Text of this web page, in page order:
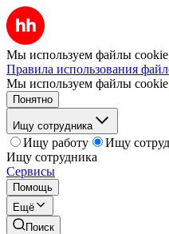
Мы используем файлы cookie,
Правила использования
Мы используем файлы
Понятно
Ищу сотрудника
Ищу работу
Ищу
Ищу сотрудника
Сервисы
Помощь
Ещё
Поиск